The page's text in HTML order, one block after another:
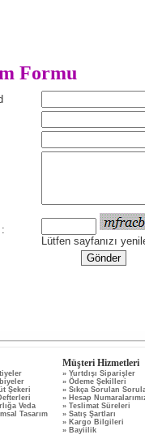
Formu
Şekeri
Veda
Tasarım
Müşteri Hizmetleri
» Yurtdışı Siparişler
» Ödeme Şekilleri
» Sıkça Sorulan
» Hesap
» Teslimat Süreleri
» Satış Şartları
» Kargo Bilgileri
» Bayiilik